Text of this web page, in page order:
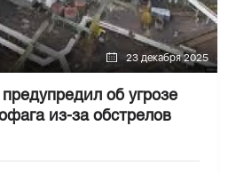
23 декабря 2025
об угрозе
из-за обстрелов